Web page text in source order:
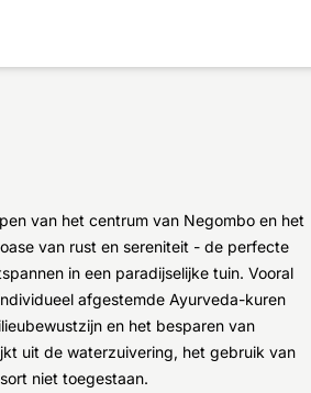
van het centrum van Negombo en het
van rust en sereniteit - de perfecte
in een paradijselijke tuin. Vooral
afgestemde Ayurveda-kuren
en het besparen van
uit de waterzuivering, het gebruik van
niet toegestaan.